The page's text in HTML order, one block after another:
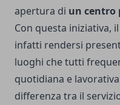
apertura di un centro
Con questa iniziativa,
infatti rendersi
luoghi che tutti
quotidiana e
differenza tra il